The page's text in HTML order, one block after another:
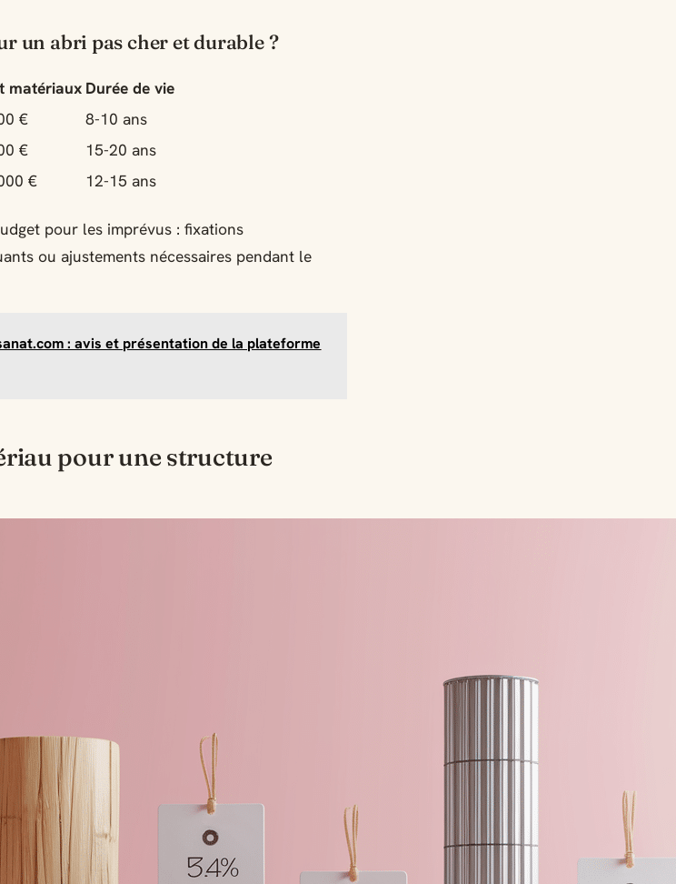
un abri pas cher et durable ?
matériaux Durée de vie
€
8-10 ans
€
15-20 ans
€ 12-15 ans
pour les imprévus : fixations
ou ajustements nécessaires pendant le
: avis et présentation de la plateforme
pour une structure